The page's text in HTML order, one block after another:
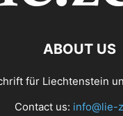
ABOUT US
für Liechtenstein
Contact us: info@lie-